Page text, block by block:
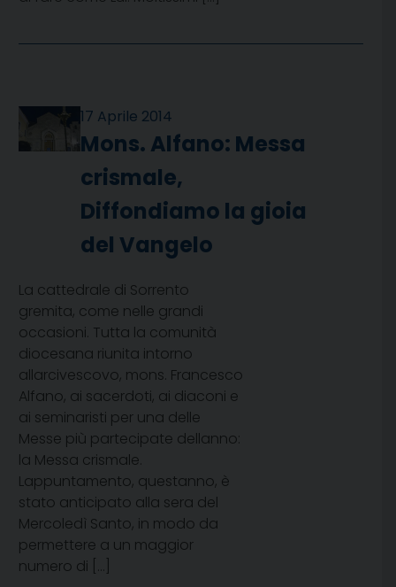
17 Aprile 2014
Mons. Alfano: Messa
crismale,
Diffondiamo la gioia
del Vangelo
La cattedrale di Sorrento
gremita, come nelle grandi
occasioni. Tutta la comunità
diocesana riunita intorno
allarcivescovo, mons. Francesco
Alfano, ai sacerdoti, ai diaconi e
ai seminaristi per una delle
Messe più partecipate dellanno:
la Messa crismale.
Lappuntamento, questanno, è
stato anticipato alla sera del
Mercoledì Santo, in modo da
permettere a un maggior
numero di […]